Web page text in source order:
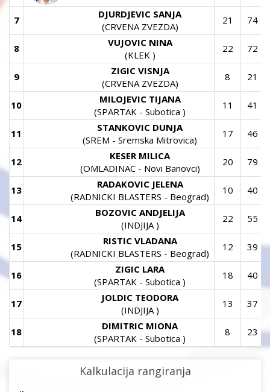
7
DJURDJEVIC SANJA
(CRVENA ZVEZDA)
21 74
8
VUJOVIC NINA
(KLEK )
22 72
9
ZIGIC VISNJA
(CRVENA ZVEZDA)
8 21
10
MILOJEVIC TIJANA
(SPARTAK - Subotica )
11 41
11
STANKOVIC DUNJA
(SREM - Sremska Mitrovica)
17 46
12
KESER MILICA
(OMLADINAC - Novi Banovci)
20 79
13
RADAKOVIC JELENA
(RADNICKI BLASTERS - Beograd)
10 40
14
BOZOVIC ANDJELIJA
(INDJIJA )
22 55
15
RISTIC VLADANA
(RADNICKI BLASTERS - Beograd)
12 39
16
ZIGIC LARA
(SPARTAK - Subotica )
18 40
17
JOLDIC TEODORA
(INDJIJA )
13 37
18
DIMITRIC MIONA
(SPARTAK - Subotica )
8 23
Kalkulacija rangiranja